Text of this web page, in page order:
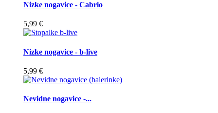
Nizke nogavice - Cabrio
5,99 €
Nizke nogavice - b-live
5,99 €
Nevidne nogavice -...